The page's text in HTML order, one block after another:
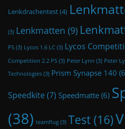
Lenkdrachentest(4)
(3) Lenkmatten (9)
PS (3) Lycos 1.6 LC (3) Lycos
Competition 2.2 PS (3) Peter Lynn (3) Peter
Technologies (3) Prism Synapse 140
Speedkite (7) Speedmatte(6)
(38) teamflug (3) Test (16)